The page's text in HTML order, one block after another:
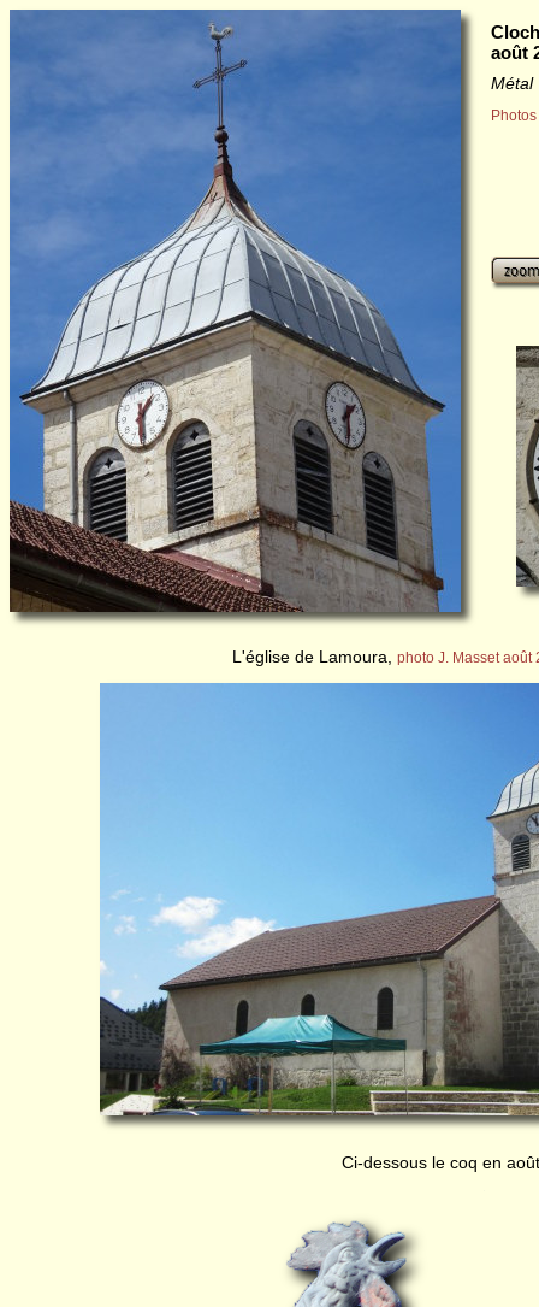
août
Métal
L'église de Lamoura, photo J. Masset août
Ci-dessous le coq en